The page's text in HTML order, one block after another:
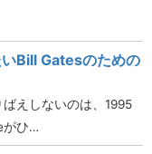
Bill Gatesのための
えしないのは、1995
がひ…